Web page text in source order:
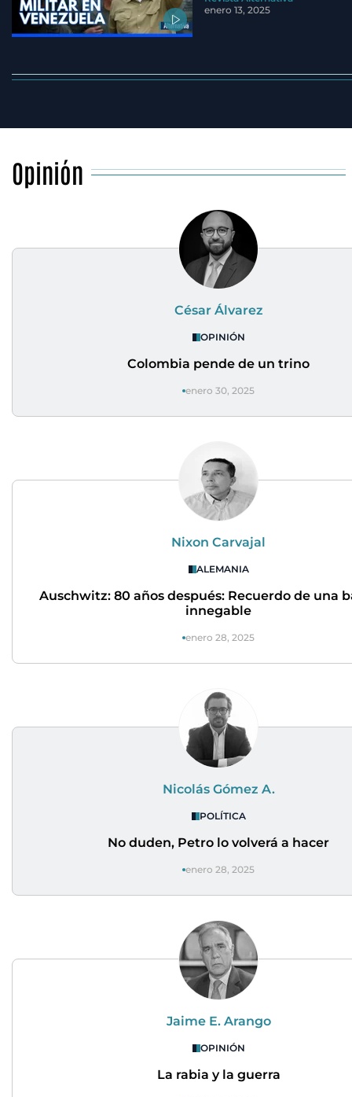
enero 13, 2025
Opinión
César Álvarez
OPINIÓN
Colombia pende de un trino
enero 30, 2025
Nixon Carvajal
ALEMANIA
Auschwitz: 80 años después: Recuerdo de una
innegable
enero 28, 2025
Nicolás Gómez A.
POLÍTICA
No duden, Petro lo volverá a hacer
enero 28, 2025
Jaime E. Arango
OPINIÓN
La rabia y la guerra